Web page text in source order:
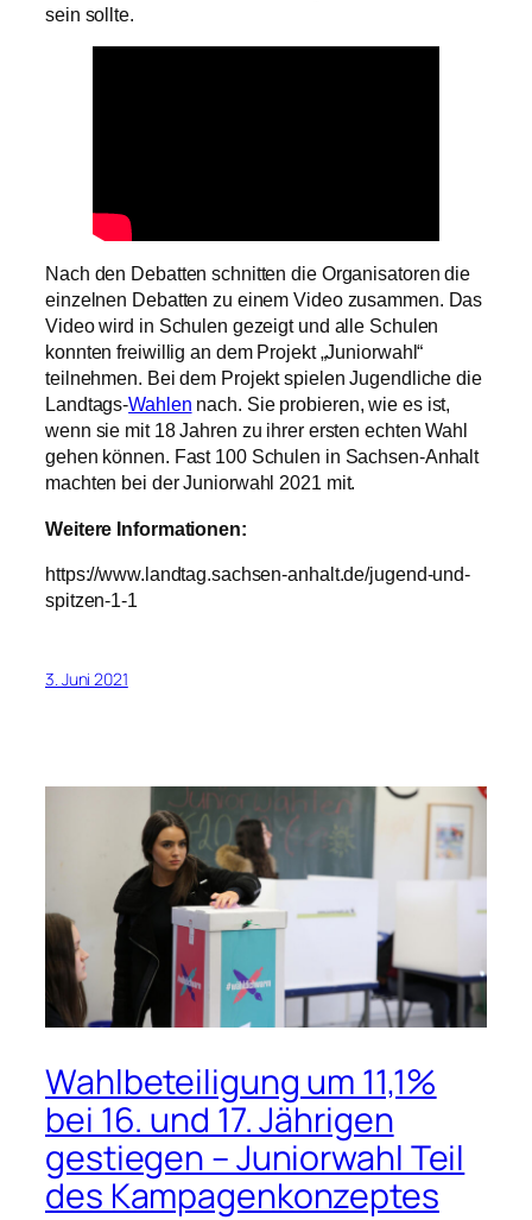
sein sollte.
Nach den Debatten schnitten die Organisatoren die
einzelnen Debatten zu einem Video zusammen. Das
Video wird in Schulen gezeigt und alle Schulen
konnten freiwillig an dem Projekt „Juniorwahl“
teilnehmen. Bei dem Projekt spielen Jugendliche die
Landtags-Wahlen nach. Sie probieren, wie es ist,
wenn sie mit 18 Jahren zu ihrer ersten echten Wahl
gehen können. Fast 100 Schulen in Sachsen-Anhalt
machten bei der Juniorwahl 2021 mit.
Weitere Informationen:
https://www.landtag.sachsen-anhalt.de/jugend-und-
spitzen-1-1
3. Juni 2021
Wahlbeteiligung um 11,1%
bei 16. und 17. Jährigen
gestiegen – Juniorwahl Teil
des Kampagenkonzeptes